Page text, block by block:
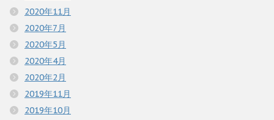
2020年11月
2020年7月
2020年5月
2020年4月
2020年2月
2019年11月
2019年10月